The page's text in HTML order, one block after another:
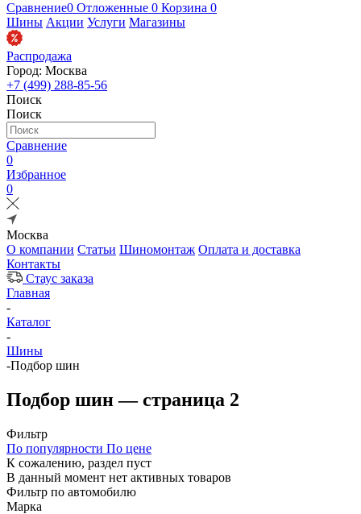
Сравнение0 Отложенные 0 Корзина 0
Шины Акции Услуги Магазины
Распродажа
Город: Москва
+7 (499) 288-85-56
Поиск
Поиск
Сравнение
0
Избранное
0
Москва
О компании Статьи Шиномонтаж Оплата и доставка
Контакты
Стаус заказа
Главная
-
Каталог
-
Шины
-Подбор шин
Подбор шин — страница 2
Фильтр
По популярности По цене
К сожалению, раздел пуст
В данный момент нет активных товаров
Фильтр по автомобилю
Марка